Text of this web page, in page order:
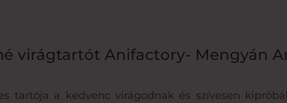
virágtartót Anifactory- Mengyán
tartója a kedvenc virágodnak és szívesen